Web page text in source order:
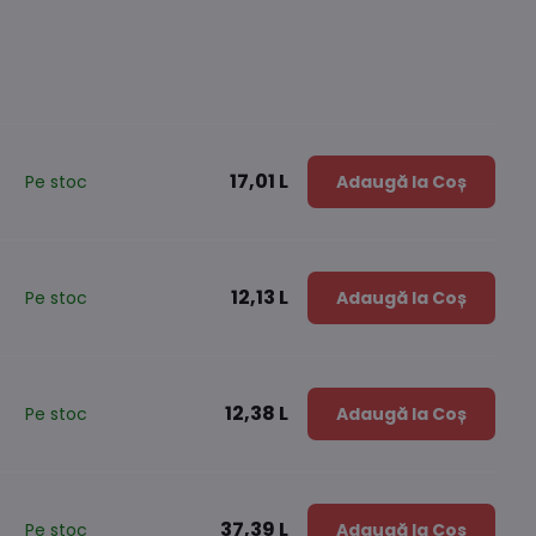
Pe stoc 17,01 L Adaugă la Coș
Pe stoc 12,13 L Adaugă la Coș
Pe stoc 12,38 L Adaugă la Coș
Pe stoc 37,39 L Adaugă la Coș